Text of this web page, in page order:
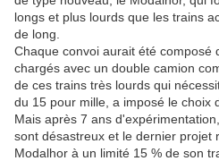
longs et plus lourds que les trains
de long.
Chaque convoi aurait été composé
chargés avec un double camion
de ces trains très lourds qui
du 15 pour mille, a imposé le choix
Mais après 7 ans
sont désastreux et le dernier projet
Modalhor à un limité 15 % de son